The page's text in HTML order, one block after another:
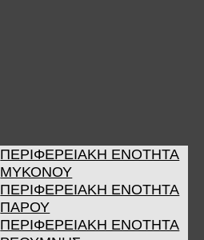
ΠΕΡΙΦΕΡΕΙΑΚΗ ΕΝΟΤΗΤΑ
ΜΥΚΟΝΟΥ
ΠΕΡΙΦΕΡΕΙΑΚΗ ΕΝΟΤΗΤΑ
ΠΑΡΟΥ
ΠΕΡΙΦΕΡΕΙΑΚΗ ΕΝΟΤΗΤΑ